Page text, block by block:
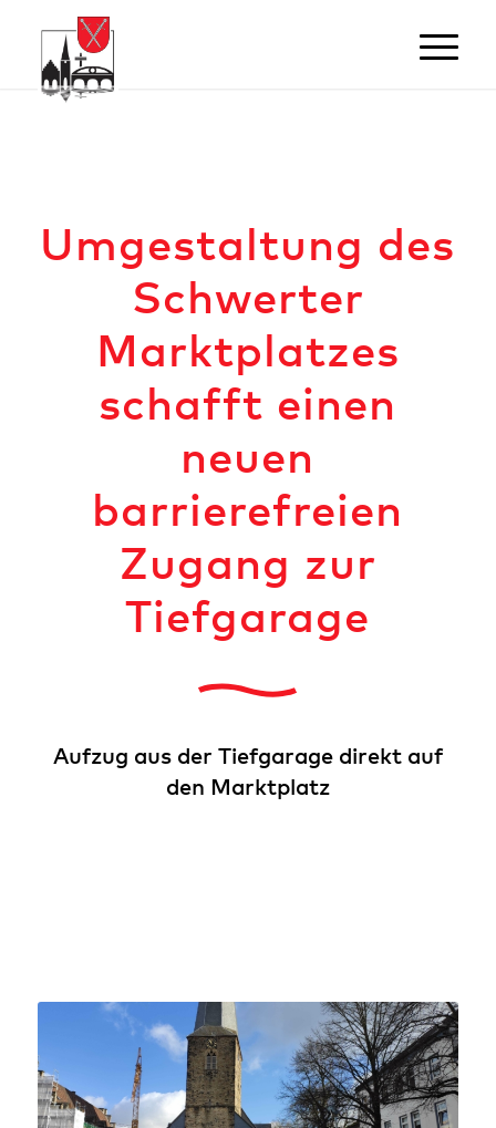
Umgestaltung des
Schwerter
Marktplatzes
schafft einen
neuen
barrierefreien
Zugang zur
Tiefgarage
Aufzug aus der Tiefgarage direkt auf
den Marktplatz